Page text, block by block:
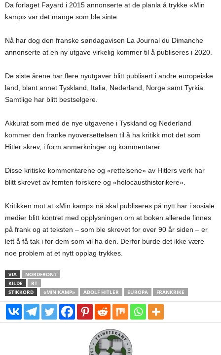
Da forlaget Fayard i 2015 annonserte at de planla å trykke «Min
kamp» var det mange som ble sinte.
Nå har dog den franske søndagavisen La Journal du Dimanche
annonserte at en ny utgave virkelig kommer til å publiseres i 2020.
De siste årene har flere nyutgaver blitt publisert i andre europeiske
land, blant annet Tyskland, Italia, Nederland, Norge samt Tyrkia.
Samtlige har blitt bestselgere.
Akkurat som med de nye utgavene i Tyskland og Nederland
kommer den franke nyoversettelsen til å ha kritikk mot det som
Hitler skrev, i form anmerkninger og kommentarer.
Disse kritiske kommentarene og «rettelsene» av Hitlers verk har
blitt skrevet av femten forskere og «holocausthistorikere».
Kritikken mot at «Min kamp» nå skal publiseres på nytt har i sosiale
medier blitt kontret med opplysningen om at boken allerede finnes
på frank og at teksten – som ble skrevet for over 90 år siden – er
lett å få tak i for dem som vil ha den. Derfor burde det ikke være
noe problem at et nytt opplag trykkes.
VIA
NORDFRONT
KILDE
RT
STIKKORD
«MIN KAMP» ADOLF HITLER EUROPA FRANKRIKE